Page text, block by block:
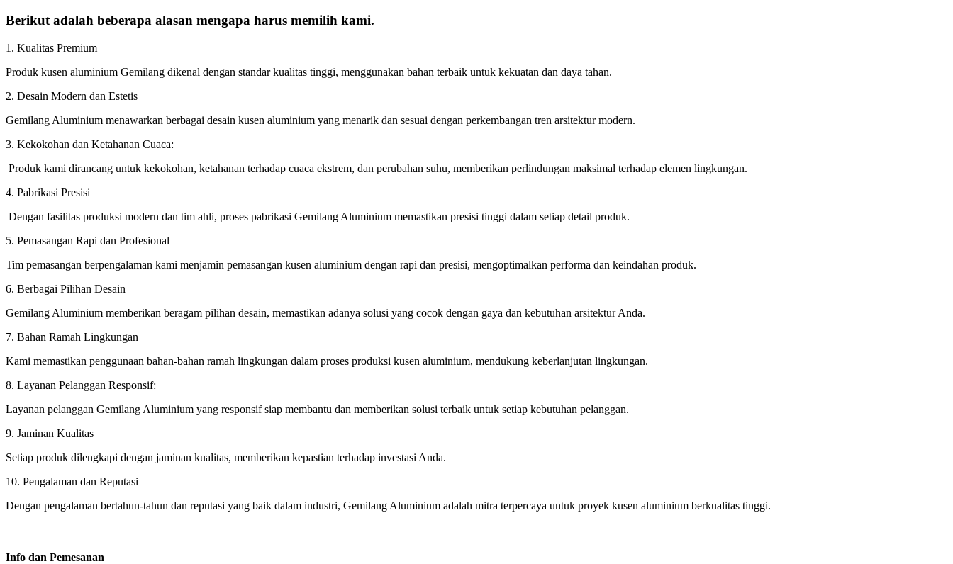
Berikut adalah beberapa alasan mengapa harus memilih kami.
1. Kualitas Premium
Produk kusen aluminium Gemilang dikenal dengan standar kualitas tinggi, menggunakan bahan terbaik untuk kekuatan dan daya tahan.
2. Desain Modern dan Estetis
Gemilang Aluminium menawarkan berbagai desain kusen aluminium yang menarik dan sesuai dengan perkembangan tren arsitektur modern.
3. Kekokohan dan Ketahanan Cuaca:
Produk kami dirancang untuk kekokohan, ketahanan terhadap cuaca ekstrem, dan perubahan suhu, memberikan perlindungan maksimal terhadap elemen lingkungan.
4. Pabrikasi Presisi
Dengan fasilitas produksi modern dan tim ahli, proses pabrikasi Gemilang Aluminium memastikan presisi tinggi dalam setiap detail produk.
5. Pemasangan Rapi dan Profesional
Tim pemasangan berpengalaman kami menjamin pemasangan kusen aluminium dengan rapi dan presisi, mengoptimalkan performa dan keindahan produk.
6. Berbagai Pilihan Desain
Gemilang Aluminium memberikan beragam pilihan desain, memastikan adanya solusi yang cocok dengan gaya dan kebutuhan arsitektur Anda.
7. Bahan Ramah Lingkungan
Kami memastikan penggunaan bahan-bahan ramah lingkungan dalam proses produksi kusen aluminium, mendukung keberlanjutan lingkungan.
8. Layanan Pelanggan Responsif:
Layanan pelanggan Gemilang Aluminium yang responsif siap membantu dan memberikan solusi terbaik untuk setiap kebutuhan pelanggan.
9. Jaminan Kualitas
Setiap produk dilengkapi dengan jaminan kualitas, memberikan kepastian terhadap investasi Anda.
10. Pengalaman dan Reputasi
Dengan pengalaman bertahun-tahun dan reputasi yang baik dalam industri, Gemilang Aluminium adalah mitra terpercaya untuk proyek kusen aluminium berkualitas tinggi.
Info dan Pemesanan